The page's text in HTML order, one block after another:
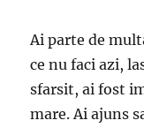
Ai parte de
ce nu faci azi,
sfarsit, ai fost
mare. Ai ajuns